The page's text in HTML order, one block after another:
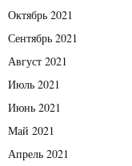
Октябрь 2021
Сентябрь 2021
Август 2021
Июль 2021
Июнь 2021
Май 2021
Апрель 2021